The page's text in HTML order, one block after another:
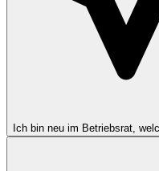
Ich bin neu im Betriebsrat,